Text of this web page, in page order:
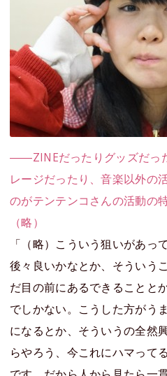
――ZINEだったりグッズだっ
レージだったり、音楽以外の
のがテンテンコさんの活動の
（略）
「（略）こういう狙いがあっ
後々良いかなとか、そういう
だ目の前にあるできることと
でしかない。こうした方がう
になるとか、そういうの全然
らやろう、今これにハマって